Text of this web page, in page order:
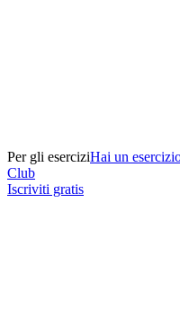
Per gli eserciziHai un
Club
Iscriviti gratis